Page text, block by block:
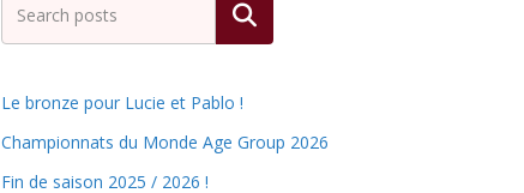
Rechercher
Le bronze pour Lucie et Pablo !
Championnats du Monde Age Group 2026
Fin de saison 2025 / 2026 !